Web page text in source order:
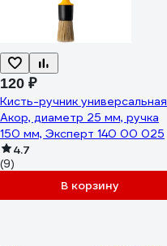
120 ₽
Кисть-ручник универсальная
Акор, диаметр 25 мм, ручка
150 мм, Эксперт 140 00 025
4.7
(9)
В корзину